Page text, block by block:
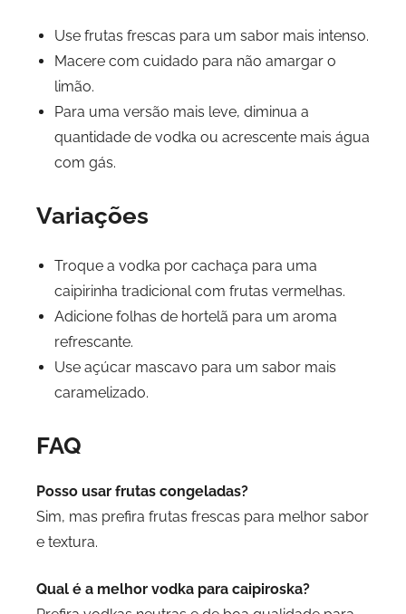
Use frutas frescas para um sabor mais intenso.
Macere com cuidado para não amargar o
limão.
Para uma versão mais leve, diminua a
quantidade de vodka ou acrescente mais água
com gás.
Variações
Troque a vodka por cachaça para uma
caipirinha tradicional com frutas vermelhas.
Adicione folhas de hortelã para um aroma
refrescante.
Use açúcar mascavo para um sabor mais
caramelizado.
FAQ
Posso usar frutas congeladas?
Sim, mas prefira frutas frescas para melhor sabor
e textura.
Qual é a melhor vodka para caipiroska?